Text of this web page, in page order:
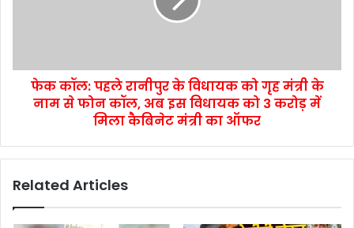
फेक कॉल: पहले रानीपुर के विधायक को गृह मंत्री के
नाम से फोन कॉल, अब इस विधायक को 3 करोड़ में
मिला कैबिनेट मंत्री का ऑफर
Related Articles